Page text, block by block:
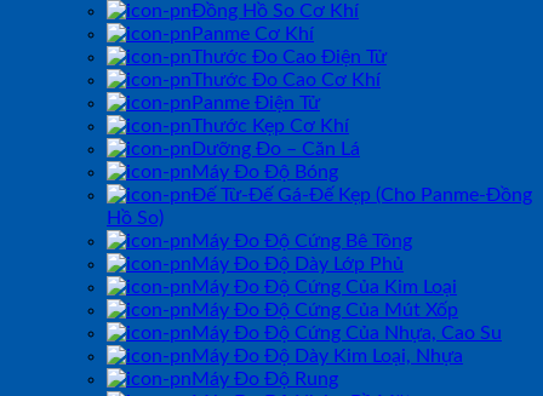
Đồng Hồ So Cơ Khí
Panme Cơ Khí
Thước Đo Cao Điện Tử
Thước Đo Cao Cơ Khí
Panme Điện Tử
Thước Kẹp Cơ Khí
Dưỡng Đo – Căn Lá
Máy Đo Độ Bóng
Đế Từ-Đế Gá-Đế Kẹp (Cho Panme-Đồng
Hồ So)
Máy Đo Độ Cứng Bê Tông
Máy Đo Độ Dày Lớp Phủ
Máy Đo Độ Cứng Của Kim Loại
Máy Đo Độ Cứng Của Mút Xốp
Máy Đo Độ Cứng Của Nhựa, Cao Su
Máy Đo Độ Dày Kim Loại, Nhựa
Máy Đo Độ Rung